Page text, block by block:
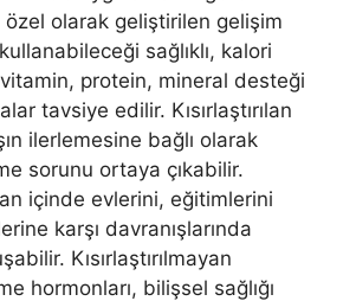
özel olarak geliştirilen gelişim
sağlıklı, kalori
protein, mineral desteği
tavsiye edilir. Kısırlaştırılan
ilerlemesine bağlı olarak
sorunu ortaya çıkabilir.
içinde evlerini, eğitimlerini
karşı davranışlarında
Kısırlaştırılmayan
hormonları, bilişsel sağlığı